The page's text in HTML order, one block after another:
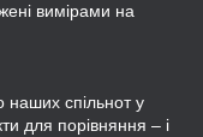
вимірами на
наших спільнот у
для порівняння – і